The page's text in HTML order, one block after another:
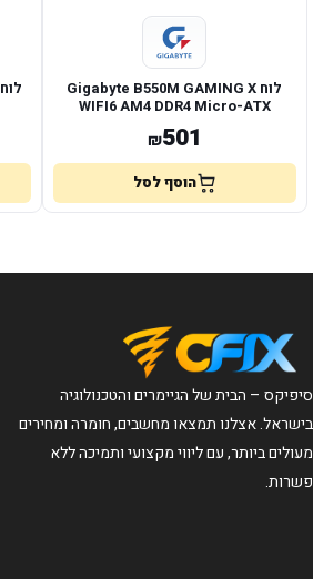
לוח Gigabyte B550M GAMING X
WIFI6 AM4 DDR4 Micro-ATX
₪501
הוסף לסל
סיפיקס – הבית של הגיימרים והטכנולוגיה
בישראל. אצלנו תמצאו מחשבים, חומרה ומחירים
מעולים ביותר, עם ליווי מקצועי ותמיכה ללא
פשרות.